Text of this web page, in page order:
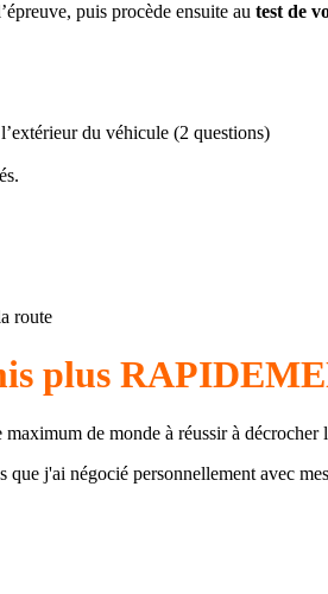
puis procède ensuite au test de
du véhicule (2 questions)
route
plus
de monde à réussir à décrocher
j'ai négocié personnellement avec